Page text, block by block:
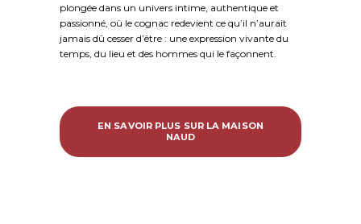
plongée dans un univers intime, authentique et
passionné, où le cognac redevient ce qu’il n’aurait
jamais dû cesser d’être : une expression vivante du
temps, du lieu et des hommes qui le façonnent.
EN SAVOIR PLUS SUR LA MAISON
NAUD